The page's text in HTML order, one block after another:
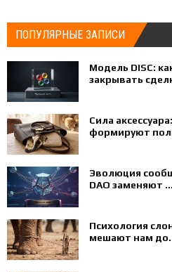
ПОПУЛЯРНЫЕ ЗАПИСИ
Модель DISC:
закрывать
Сила
формируют
Эволюция
DAO заменяют ...
Психология
мешают нам